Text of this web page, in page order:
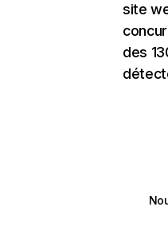
site
des